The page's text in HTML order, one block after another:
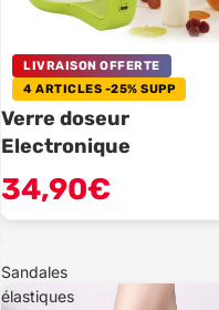
LIVRAISON OFFERTE
4 ARTICLES -25% SUPP
Verre doseur
Electronique
34,90€
Sandales
élastiques